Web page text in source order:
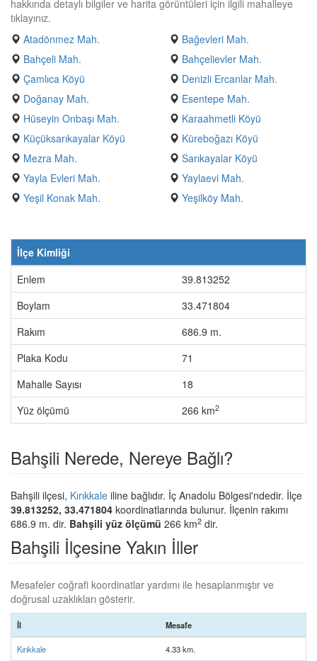
hakkında detaylı bilgiler ve harita görüntüleri için ilgili mahalleye
tıklayınız.
Atadönmez Mah.
Bağevleri Mah.
Bahçeli Mah.
Bahçelievler Mah.
Çamlıca Köyü
Denizli Ercanlar Mah.
Doğanay Mah.
Esentepe Mah.
Hüseyin Onbaşı Mah.
Karaahmetli Köyü
Küçüksarıkayalar Köyü
Küreboğazı Köyü
Mezra Mah.
Sarıkayalar Köyü
Yayla Evleri Mah.
Yaylaevi Mah.
Yeşil Konak Mah.
Yeşilköy Mah.
İlçe Kimliği
Enlem
39.813252
Boylam
33.471804
Rakım
686.9 m.
Plaka Kodu
71
Mahalle Sayısı
18
Yüz ölçümü
266 km2
Bahşili Nerede, Nereye Bağlı?
Bahşili ilçesi, Kırıkkale iline bağlıdır. İç Anadolu Bölgesi'ndedir. İlçe
39.813252, 33.471804 koordinatlarında bulunur. İlçenin rakımı
686.9 m. dir. Bahşili yüz ölçümü 266 km2 dir.
Bahşili İlçesine Yakın İller
Mesafeler coğrafi koordinatlar yardımı ile hesaplanmıştır ve
doğrusal uzaklıkları gösterir.
İl Mesafe
Kırıkkale 4.33 km.